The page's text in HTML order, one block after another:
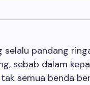
pandang
sebab dalam
semua benda